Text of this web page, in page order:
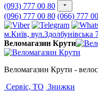
(093) 777 00 80
(096) 777 00 80 (066) 777
м.Київ, вул.Здолбунівська
Веломагазин Крути
Веломагазин Крути -
Сервіс, ТО Знижки